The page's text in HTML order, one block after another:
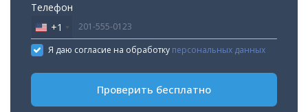
Телефон
United
States
+1
+1
Я даю согласие на обработку персональных данных
Проверить бесплатно